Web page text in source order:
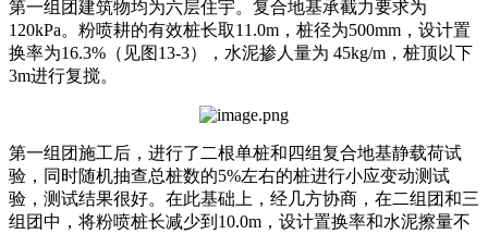
第一组团建筑物均为六层住宇。复合地基承截力要求为
120kPa。粉喷耕的有效桩长取11.0m，桩径为500mm，设计置
换率为16.3%（见图13-3），水泥掺人量为 45kg/m，桩顶以下
3m进行复搅。
第一组团施工后，进行了二根单桩和四组复合地基静载荷试
验，同时随机抽查总桩数的5%左右的桩进行小应变动测试
验，测试结果很好。在此基础上，经几方协商，在二组团和三
组团中，将粉喷桩长减少到10.0m，设计置换率和水泥擦量不